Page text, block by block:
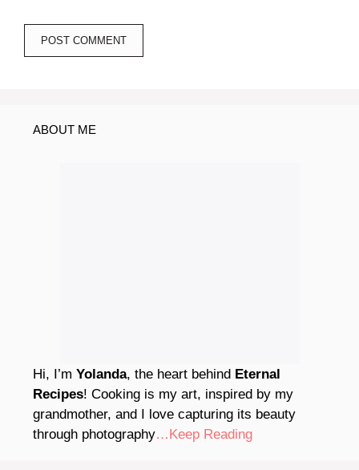
ABOUT ME
Hi, I’m Yolanda, the heart behind Eternal
Recipes! Cooking is my art, inspired by my
grandmother, and I love capturing its beauty
through photography…Keep Reading